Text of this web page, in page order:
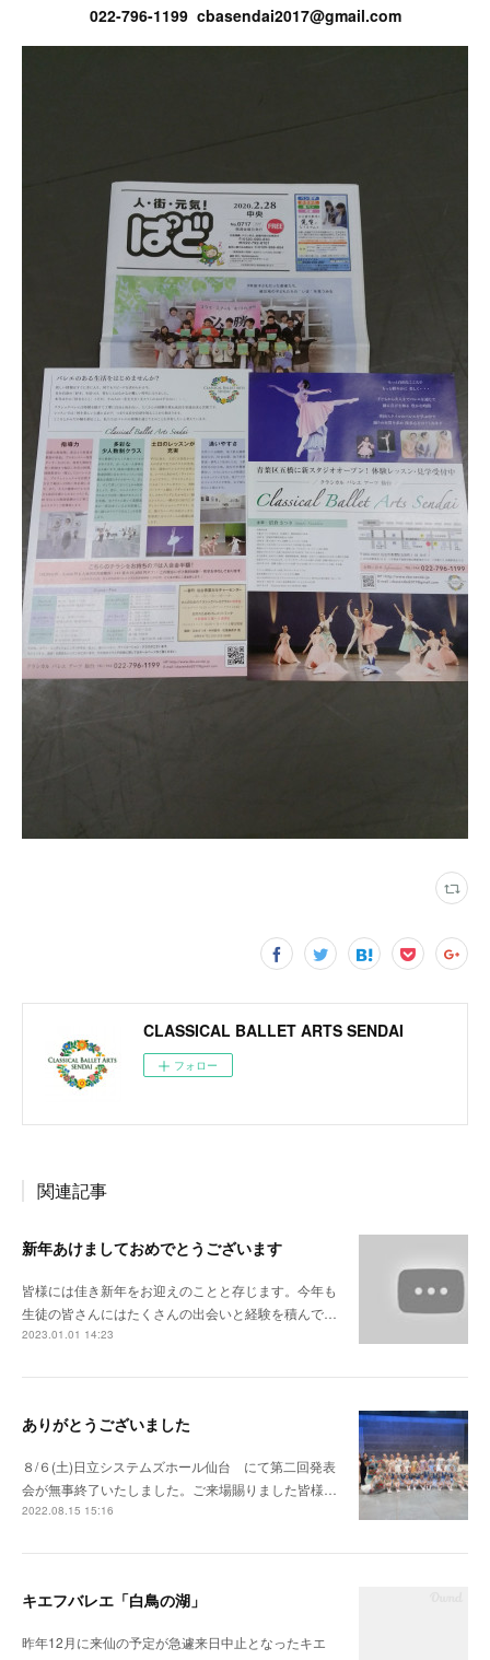
022-796-1199 cbasendai2017@gmail.com
CLASSICAL BALLET ARTS SENDAI
フォロー
関連記事
新年あけましておめでとうございます
皆様には佳き新年をお迎えのことと存じます。今年も
生徒の皆さんにはたくさんの出会いと経験を積んで…
2023.01.01 14:23
ありがとうございました
８/６(土)日立システムズホール仙台 にて第二回発表
会が無事終了いたしました。ご来場賜りました皆様…
2022.08.15 15:16
キエフバレエ「白鳥の湖」
昨年12月に来仙の予定が急遽来日中止となったキエ